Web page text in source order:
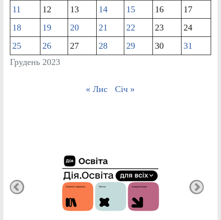
Грудень 2023
11
12 13 14 15 16
17
18
19 20 21 22 23
24
25
26 27 28 29 30 31
« Лис Січ »